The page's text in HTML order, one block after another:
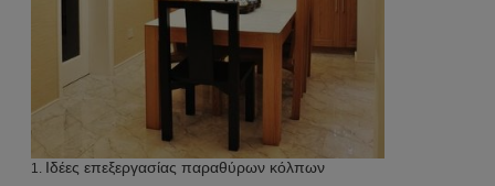
1. Ιδέες επεξεργασίας παραθύρων κόλπων